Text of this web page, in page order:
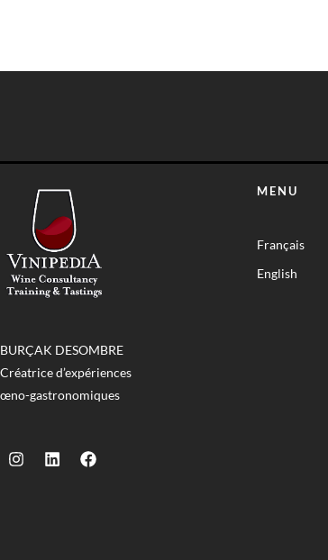
BURÇAK DESOMBRE
Créatrice d’expériences
œno-gastronomiques
MENU
Français
English